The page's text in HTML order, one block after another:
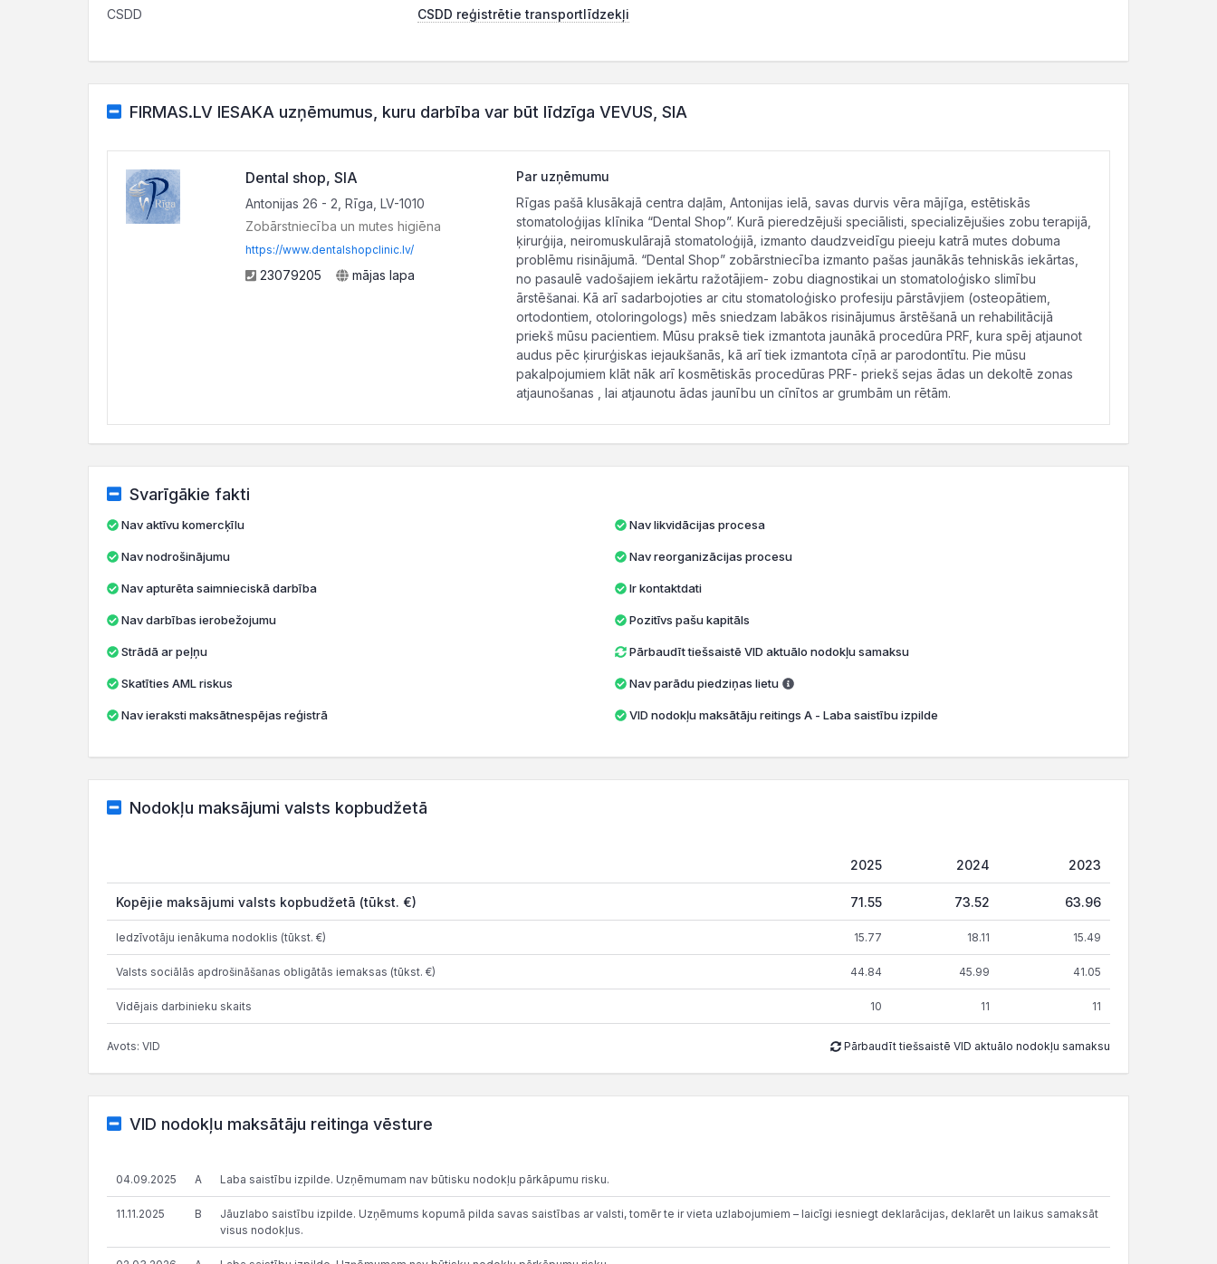
CSDD
CSDD reģistrētie transportlīdzekļi
FIRMAS.LV IESAKA uzņēmumus, kuru darbība var būt līdzīga VEVUS, SIA
Dental shop, SIA
Antonijas 26 - 2, Rīga, LV-1010
Zobārstniecība un mutes higiēna
https://www.dentalshopclinic.lv/
23079205 mājas lapa
Par uzņēmumu
Rīgas pašā klusākajā centra daļām, Antonijas ielā, savas durvis vēra mājīga, estētiskās
stomatoloģijas klīnika “Dental Shop”. Kurā pieredzējuši speciālisti, specializējušies zobu terapijā,
ķirurģija, neiromuskulārajā stomatoloģijā, izmanto daudzveidīgu pieeju katrā mutes dobuma
problēmu risinājumā. “Dental Shop” zobārstniecība izmanto pašas jaunākās tehniskās iekārtas,
no pasaulē vadošajiem iekārtu ražotājiem- zobu diagnostikai un stomatoloģisko slimību
ārstēšanai. Kā arī sadarbojoties ar citu stomatoloģisko profesiju pārstāvjiem (osteopātiem,
ortodontiem, otoloringologs) mēs sniedzam labākos risinājumus ārstēšanā un rehabilitācijā
priekš mūsu pacientiem. Mūsu praksē tiek izmantota jaunākā procedūra PRF, kura spēj atjaunot
audus pēc ķirurģiskas iejaukšanās, kā arī tiek izmantota cīņā ar parodontītu. Pie mūsu
pakalpojumiem klāt nāk arī kosmētiskās procedūras PRF- priekš sejas ādas un dekoltē zonas
atjaunošanas , lai atjaunotu ādas jaunību un cīnītos ar grumbām un rētām.
Svarīgākie fakti
Nav aktīvu komercķīlu
Nav nodrošinājumu
Nav apturēta saimnieciskā darbība
Nav darbības ierobežojumu
Strādā ar peļņu
Skatīties AML riskus
Nav ieraksti maksātnespējas reģistrā
Nav likvidācijas procesa
Nav reorganizācijas procesu
Ir kontaktdati
Pozitīvs pašu kapitāls
Pārbaudīt tiešsaistē VID aktuālo nodokļu samaksu
Nav parādu piedziņas lietu
VID nodokļu maksātāju reitings A - Laba saistību izpilde
Nodokļu maksājumi valsts kopbudžetā
2025 2024 2023
Kopējie maksājumi valsts kopbudžetā (tūkst. €) 71.55 73.52 63.96
Iedzīvotāju ienākuma nodoklis (tūkst. €) 15.77 18.11 15.49
Valsts sociālās apdrošināšanas obligātās iemaksas (tūkst. €) 44.84 45.99 41.05
Vidējais darbinieku skaits 10 11 11
Avots: VID Pārbaudīt tiešsaistē VID aktuālo nodokļu samaksu
VID nodokļu maksātāju reitinga vēsture
04.09.2025 A Laba saistību izpilde. Uzņēmumam nav būtisku nodokļu pārkāpumu risku.
11.11.2025 B
Jāuzlabo saistību izpilde. Uzņēmums kopumā pilda savas saistības ar valsti, tomēr te ir vieta uzlabojumiem – laicīgi iesniegt deklarācijas, deklarēt un laikus samaksāt
visus nodokļus.